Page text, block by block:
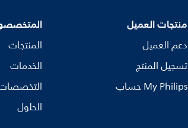
منتجات العميل
دعم العميل
تسجيل المنتج
My Philips حساب
المنتجات
الخدمات
الحلول